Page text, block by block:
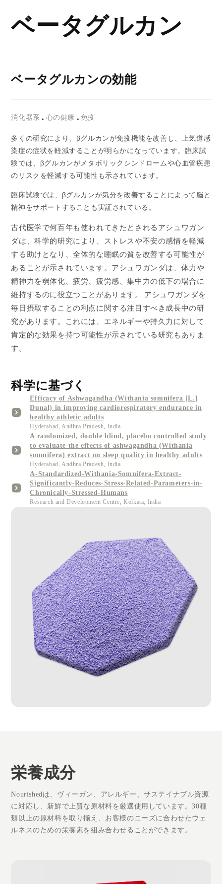
進む
ベータグルカン
ベータグルカンの効能
消化器系 • 心の健康 • 免疫
多くの研究により、βグルカンが免疫機能を改善し、上気道感
染症の症状を軽減することが明らかになっています。臨床試
験では、βグルカンがメタボリックシンドロームや心血管疾患
のリスクを軽減する可能性も示されています。
臨床試験では、βグルカンが気分を改善することによって脳と
精神をサポートすることも実証されている。
古代医学で何百年も使われてきたとされるアシュワガン
ダは、科学的研究により、ストレスや不安の感情を軽減
する助けとなり、全体的な睡眠の質を改善する可能性が
あることが示されています。アシュワガンダは、体力や
精神力を弱体化、疲労、疲労感、集中力の低下の場合に
維持するのに役立つことがあります。 アシュワガンダを
毎日摂取することの利点に関する注目すべき成長中の研
究があります。これには、エネルギーや持久力に対して
肯定的な効果を持つ可能性が示されている研究もありま
す。
科学に基づく
Efficacy of Ashwagandha (Withania somnifera [L.]
Dunal) in improving cardiorespiratory endurance in
healthy athletic adults
Hyderabad, Andhra Pradesh, India
A randomized, double blind, placebo controlled study
to evaluate the effects of ashwagandha (Withania
somnifera) extract on sleep quality in healthy adults
Hyderabad, Andhra Pradesh, India
A-Standardized-Withania-Somnifera-Extract-
Significantly-Reduces-Stress-Related-Parameters-in-
Chronically-Stressed-Humans
Research and Development Centre, Kolkata, India
栄養成分
Nourishedは、ヴィーガン、アレルギー、サステイナブル資源
に対応し、新鮮で上質な原材料を厳選使用しています。30種
類以上の原材料を取り揃え、お客様のニーズに合わせたウェ
ルネスのための栄養素を組み合わせることができます。